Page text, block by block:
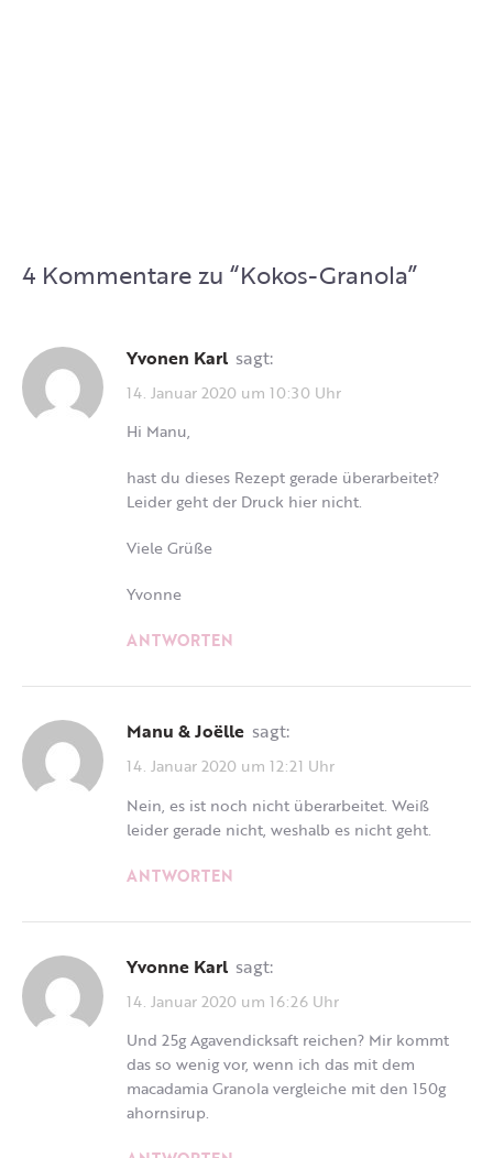
4 Kommentare zu “Kokos-Granola”
Yvonen Karl sagt:
14. Januar 2020 um 10:30 Uhr
Hi Manu,
hast du dieses Rezept gerade überarbeitet?
Leider geht der Druck hier nicht.
Viele Grüße
Yvonne
ANTWORTEN
Manu & Joëlle sagt:
14. Januar 2020 um 12:21 Uhr
Nein, es ist noch nicht überarbeitet. Weiß
leider gerade nicht, weshalb es nicht geht.
ANTWORTEN
Yvonne Karl sagt:
14. Januar 2020 um 16:26 Uhr
Und 25g Agavendicksaft reichen? Mir kommt
das so wenig vor, wenn ich das mit dem
macadamia Granola vergleiche mit den 150g
ahornsirup.